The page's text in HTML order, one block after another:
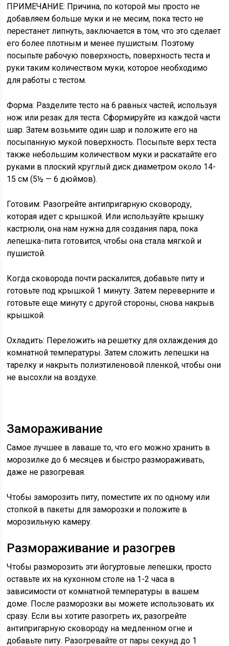
ПРИМЕЧАНИЕ: Причина, по которой мы просто не
добавляем больше муки и не месим, пока тесто не
перестанет липнуть, заключается в том, что это сделает
его более плотным и менее пушистым. Поэтому
посыпьте рабочую поверхность, поверхность теста и
руки таким количеством муки, которое необходимо
для работы с тестом.
Форма: Разделите тесто на 6 равных частей, используя
нож или резак для теста. Сформируйте из каждой части
шар. Затем возьмите один шар и положите его на
посыпанную мукой поверхность. Посыпьте верх теста
также небольшим количеством муки и раскатайте его
руками в плоский круглый диск диаметром около 14-
15 см (5½ — 6 дюймов).
Готовим: Разогрейте антипригарную сковороду,
которая идет с крышкой. Или используйте крышку
кастрюли, она нам нужна для создания пара, пока
лепешка-пита готовится, чтобы она стала мягкой и
пушистой.
Когда сковорода почти раскалится, добавьте питу и
готовьте под крышкой 1 минуту. Затем переверните и
готовьте еще минуту с другой стороны, снова накрыв
крышкой.
Охладить: Переложить на решетку для охлаждения до
комнатной температуры. Затем сложить лепешки на
тарелку и накрыть полиэтиленовой пленкой, чтобы они
не высохли на воздухе.
Замораживание
Самое лучшее в лаваше то, что его можно хранить в
морозилке до 6 месяцев и быстро размораживать,
даже не разогревая.
Чтобы заморозить питу, поместите их по одному или
стопкой в ​​пакеты для заморозки и положите в
морозильную камеру.
Размораживание и разогрев
Чтобы разморозить эти йогуртовые лепешки, просто
оставьте их на кухонном столе на 1-2 часа в
зависимости от комнатной температуры в вашем
доме. После разморозки вы можете использовать их
сразу. Если вы хотите разогреть их, разогрейте
антипригарную сковороду на медленном огне и
добавьте питу. Разогревайте от пары секунд до 1